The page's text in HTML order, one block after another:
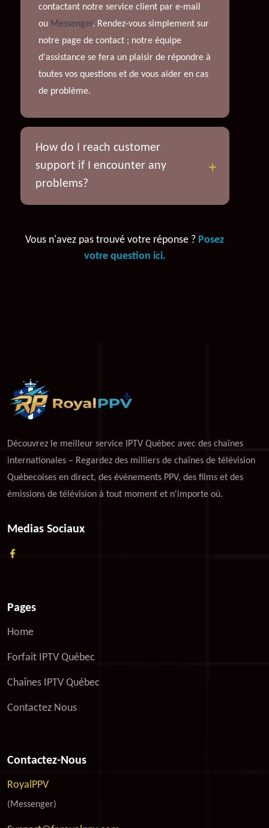
contactant notre service client par e-mail
ou Messenger. Rendez-vous simplement sur
notre page de contact ; notre équipe
d'assistance se fera un plaisir de répondre à
toutes vos questions et de vous aider en cas
de problème.
How do I reach customer
support if I encounter any
problems?
Vous n'avez pas trouvé votre réponse ? Posez
votre question ici.
Découvrez le meilleur service IPTV Québec avec des chaînes
internationales – Regardez des milliers de chaînes de télévision
Québecoises en direct, des événements PPV, des films et des
émissions de télévision à tout moment et n'importe où.
Medias Sociaux
Pages
Home
Forfait IPTV Québec
Chaînes IPTV Québec
Contactez Nous
Contactez-Nous
RoyalPPV
(Messenger)